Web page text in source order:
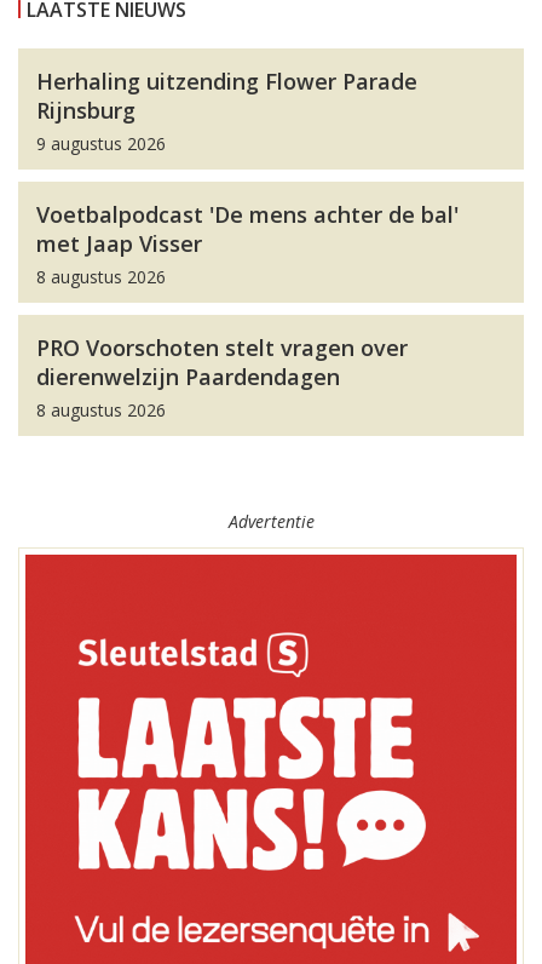
LAATSTE NIEUWS
Herhaling uitzending Flower Parade
Rijnsburg
9 augustus 2026
Voetbalpodcast 'De mens achter de bal'
met Jaap Visser
8 augustus 2026
PRO Voorschoten stelt vragen over
dierenwelzijn Paardendagen
8 augustus 2026
Advertentie